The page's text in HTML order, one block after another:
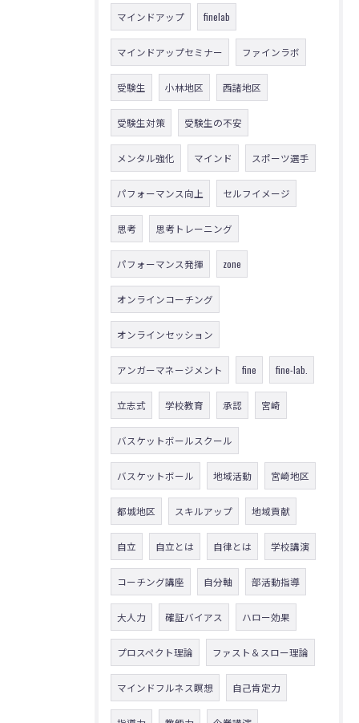
マインドアップ finelab
マインドアップセミナー ファインラボ
受験生 小林地区 西諸地区
受験生対策 受験生の不安
メンタル強化 マインド スポーツ選手
パフォーマンス向上 セルフイメージ
思考 思考トレーニング
パフォーマンス発揮 zone
オンラインコーチング
オンラインセッション
アンガーマネージメント fine fine-lab.
立志式 学校教育 承認 宮崎
バスケットボールスクール
バスケットボール 地域活動 宮崎地区
都城地区 スキルアップ 地域貢献
自立 自立とは 自律とは 学校講演
コーチング講座 自分軸 部活動指導
大人力 確証バイアス ハロー効果
プロスペクト理論 ファスト＆スロー理論
マインドフルネス瞑想 自己肯定力